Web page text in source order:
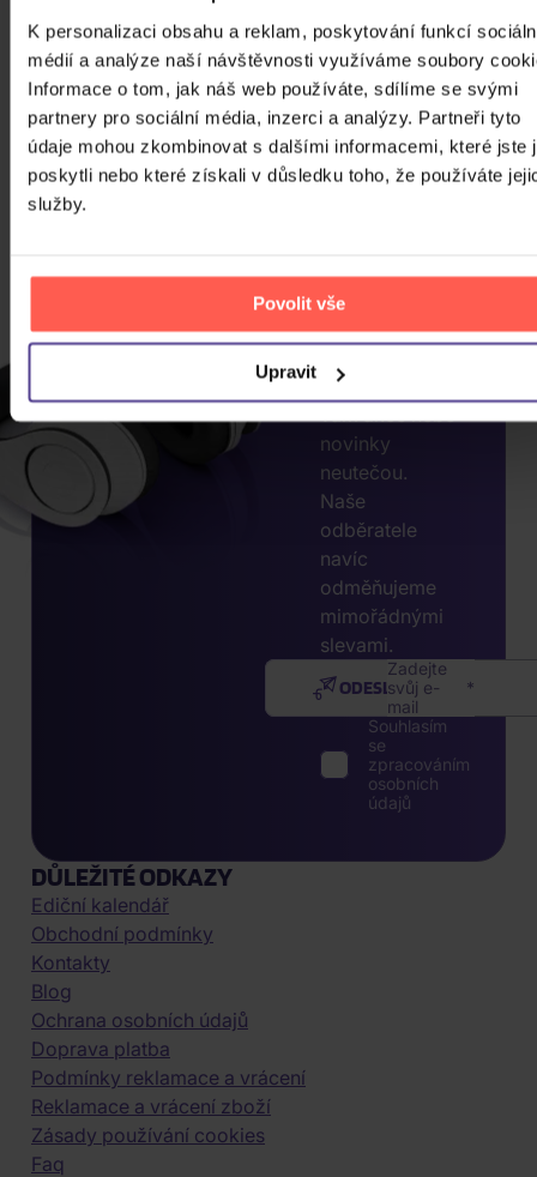
K personalizaci obsahu a reklam, poskytování funkcí
médií a analýze naší návštěvnosti využíváme soubory
Informace o tom, jak náš web používáte, sdílíme se svými
partnery pro sociální média, inzerci a analýzy. Partneři tyto
údaje mohou zkombinovat s dalšími informacemi, které jste
poskytli nebo které získali v důsledku toho, že používáte
služby.
Povolit vše
Upravit
CHCETE
JEŠTĚ
VÍCE
E-MAIL.
Přihlaste se k
newsletteru, ať
vám akce nebo
novinky
neutečou.
Naše
odběratele
navíc
odměňujeme
mimořádnými
slevami.
Zadejte
svůj e-
mail
ODESLAT
Souhlasím
se
zpracováním
osobních
údajů
DŮLEŽITÉ ODKAZY
Ediční kalendář
Obchodní podmínky
Kontakty
Blog
Ochrana osobních údajů
Doprava platba
Podmínky reklamace a vrácení
Reklamace a vrácení zboží
Zásady používání cookies
Faq